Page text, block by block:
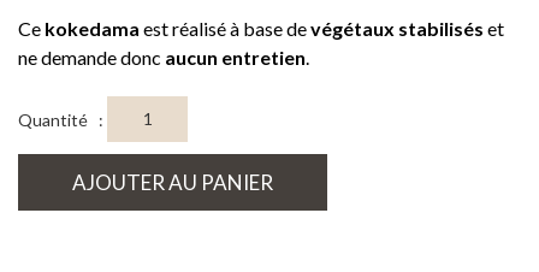
Ce kokedama est réalisé à base devégétaux stabilisés et
ne demande donc aucun entretien
Quantité :
AJOUTER AU PANIER